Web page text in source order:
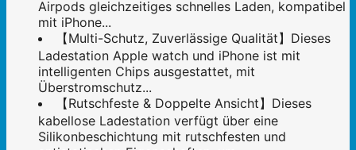
Airpods gleichzeitiges schnelles Laden, kompatibel
mit iPhone...
【Multi-Schutz, Zuverlässige Qualität】Dieses
Ladestation Apple watch und iPhone ist mit
intelligenten Chips ausgestattet, mit
Überstromschutz...
【Rutschfeste & Doppelte Ansicht】Dieses
kabellose Ladestation verfügt über eine
Silikonbeschichtung mit rutschfesten und